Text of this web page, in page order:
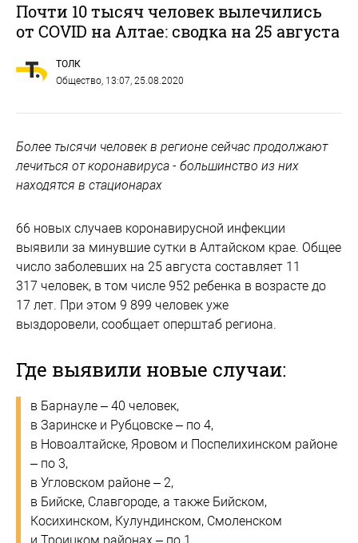
Почти 10 тысяч человек вылечились
от COVID на Алтае: сводка на 25 августа
ТОЛК
Общество, 13:07, 25.08.2020
Более тысячи человек в регионе сейчас продолжают
лечиться от коронавируса - большинство из них
находятся в стационарах
66 новых случаев коронавирусной инфекции
выявили за минувшие сутки в Алтайском крае. Общее
число заболевших на 25 августа составляет 11
317 человек, в том числе 952 ребенка в возрасте до
17 лет. При этом 9 899 человек уже
выздоровели, сообщает оперштаб региона.
Где выявили новые случаи:
в Барнауле – 40 человек,
в Заринске и Рубцовске – по 4,
в Новоалтайске, Яровом и Поспелихинском районе
– по 3,
в Угловском районе – 2,
в Бийске, Славгороде, а также Бийском,
Косихинском, Кулундинском, Смоленском